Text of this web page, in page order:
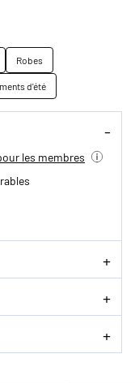
Robes
d'été
les membres